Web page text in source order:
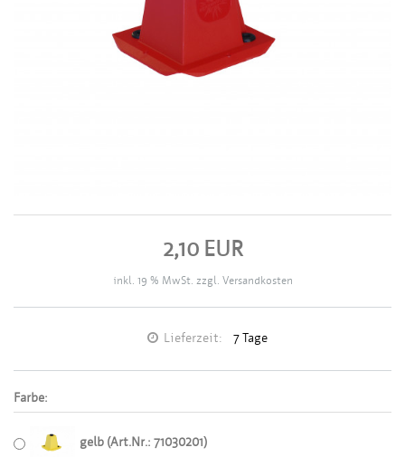
2,10 EUR
inkl. 19 % MwSt. zzgl. Versandkosten
Lieferzeit: 7 Tage
Farbe:
gelb (Art.Nr.: 71030201)